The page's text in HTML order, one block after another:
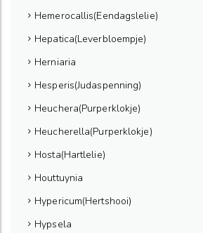
Hemerocallis(Eendagslelie)
Hepatica(Leverbloempje)
Herniaria
Hesperis(Judaspenning)
Heuchera(Purperklokje)
Heucherella(Purperklokje)
Hosta(Hartlelie)
Houttuynia
Hypericum(Hertshooi)
Hypsela